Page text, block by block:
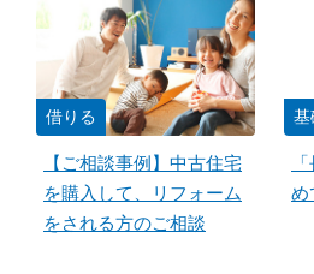
借りる
【ご相談事例】中古住宅
を購入して、リフォーム
をされる方のご相談
基
め